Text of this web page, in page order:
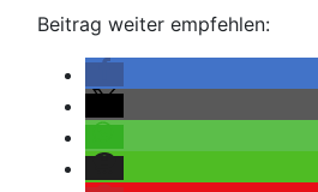
Beitrag weiter empfehlen: